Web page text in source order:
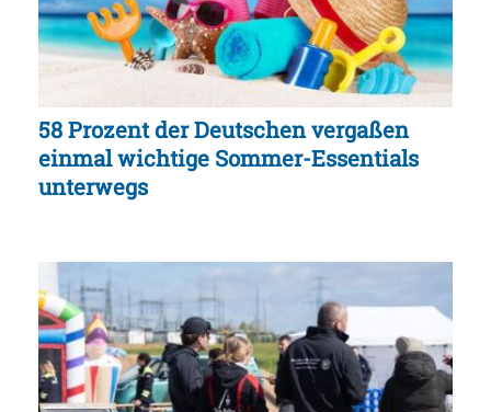
58 Prozent der Deutschen vergaßen
einmal wichtige Sommer-Essentials
unterwegs